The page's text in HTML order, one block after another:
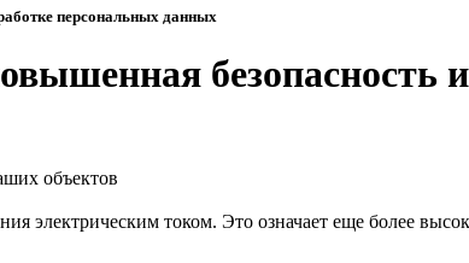
персональных данных
безопасность
током. Это означает еще более